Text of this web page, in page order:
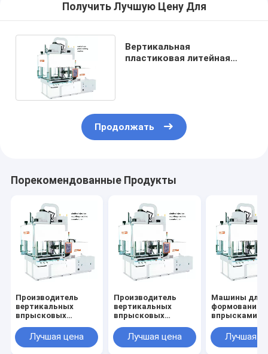
Получить Лучшую Цену Для
Вертикальная
пластиковая литейная
Продолжать
Порекомендованные Продукты
Производитель
вертикальных
впрысковых
Лучшая цена
Производитель
вертикальных
впрысковых
Лучшая цена
Машины для
формования
впрысками
ценаЛучшая